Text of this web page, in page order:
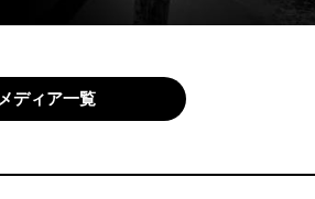
ディア一覧